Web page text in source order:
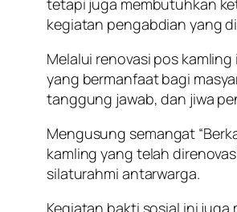
tetapi juga membutuhkan
kegiatan pengabdian yang
Melalui renovasi pos
yang bermanfaat bagi
tanggung jawab, dan jiwa
Mengusung semangat
kamling yang telah
silaturahmi antarwarga.